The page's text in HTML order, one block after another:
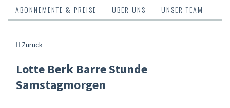
ABONNEMENTE & PREISE
ÜBER UNS UNSER TEAM
Zurück
Lotte Berk Barre Stunde
Samstagmorgen